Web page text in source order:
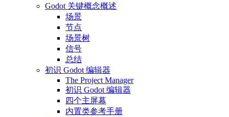
Godot 关键概念概述
场景
节点
场景树
信号
总结
初识 Godot 编辑器
The Project Manager
初识 Godot 编辑器
四个主屏幕
内置类参考手册